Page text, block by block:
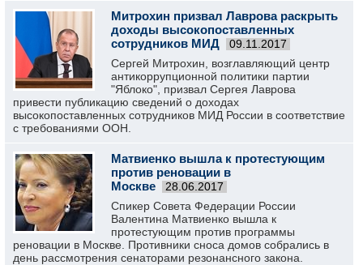
Митрохин призвал Лаврова раскрыть
доходы высокопоставленных
сотрудников МИД
09.11.2017
Сергей Митрохин, возглавляющий центр
антикоррупционной политики партии
"Яблоко", призвал Сергея Лаврова
привести публикацию сведений о доходах
высокопоставленных сотрудников МИД России в соответствие
с требованиями ООН.
Матвиенко вышла к протестующим
против реновации в
Москве
28.06.2017
Спикер Совета Федерации России
Валентина Матвиенко вышла к
протестующим против программы
реновации в Москве. Противники сноса домов собрались в
день рассмотрения сенаторами резонансного закона.